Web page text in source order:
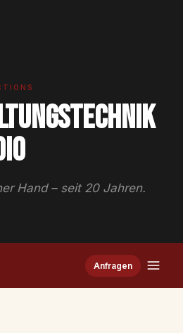
Hand – seit 20 Jahren.
Anfragen